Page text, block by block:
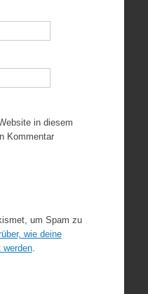
in diesem
Kommentar
um Spam zu
wie deine
werden.